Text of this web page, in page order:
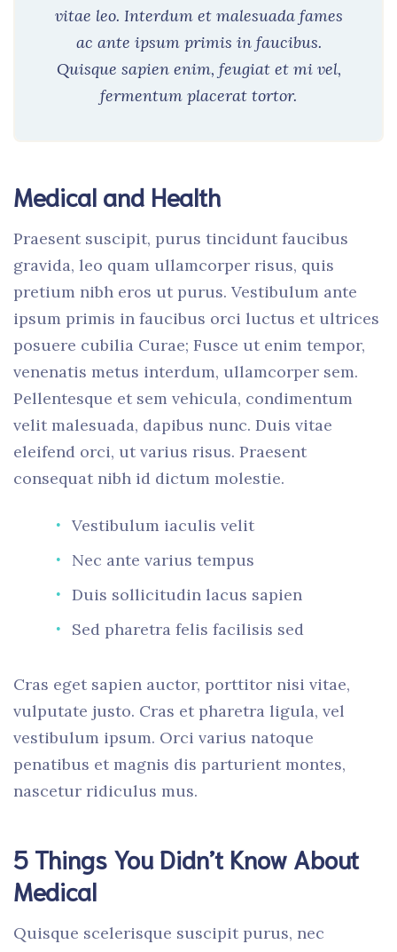
vitae leo. Interdum et malesuada fames
ac ante ipsum primis in faucibus.
Quisque sapien enim, feugiat et mi vel,
fermentum placerat tortor.
Medical and Health
Praesent suscipit, purus tincidunt faucibus
gravida, leo quam ullamcorper risus, quis
pretium nibh eros ut purus. Vestibulum ante
ipsum primis in faucibus orci luctus et ultrices
posuere cubilia Curae; Fusce ut enim tempor,
venenatis metus interdum, ullamcorper sem.
Pellentesque et sem vehicula, condimentum
velit malesuada, dapibus nunc. Duis vitae
eleifend orci, ut varius risus. Praesent
consequat nibh id dictum molestie.
Vestibulum iaculis velit
Nec ante varius tempus
Duis sollicitudin lacus sapien
Sed pharetra felis facilisis sed
Cras eget sapien auctor, porttitor nisi vitae,
vulputate justo. Cras et pharetra ligula, vel
vestibulum ipsum. Orci varius natoque
penatibus et magnis dis parturient montes,
nascetur ridiculus mus.
5 Things You Didn’t Know About
Medical
Quisque scelerisque suscipit purus, nec